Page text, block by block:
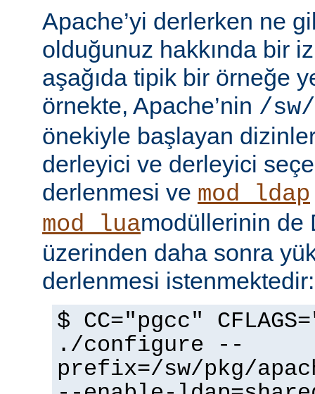
Apache’yi derlerken ne
olduğunuz hakkında bir
aşağıda tipik bir örneğe
örnekte, Apache’nin /
önekiyle başlayan
derleyici ve derleyici
derlenmesi ve mod_ldap
mod_luamodüllerinin de
üzerinden daha sonra
derlenmesi istenmektedir:
$ CC="pgcc"
./configure --
prefix=/sw/pkg/